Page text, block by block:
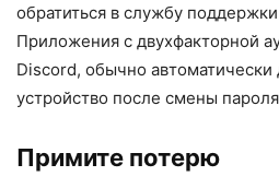
обратиться в службу
Приложения с двухфакторной
Discord, обычно автоматически
устройство после смены
Примите потерю